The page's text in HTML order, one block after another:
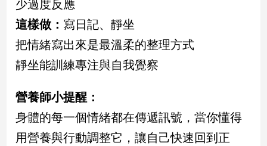
術
／
創
／
電
推
技/
少過度反應
這樣做： 寫日記、靜坐
把情緒寫出來是最溫柔的整理方式
靜坐能訓練專注與自我覺察
營養師小提醒：
身體的每一個情緒都在傳遞訊號，當你懂得
用營養與行動調整它，讓自己快速回到正